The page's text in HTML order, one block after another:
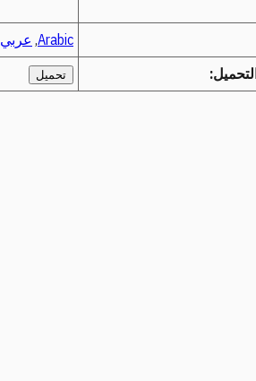
Arabic
, عربي
تحميل